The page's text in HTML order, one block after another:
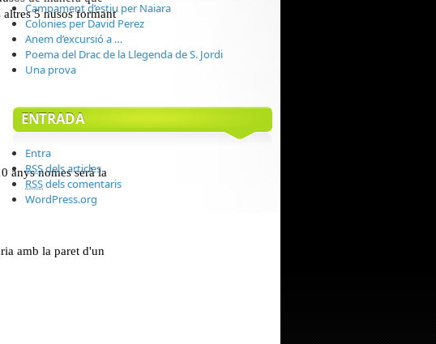
Campament d’estiu per Naiara
Colonies per David Perez
Anem d’excursió a …
Poema del Drac de la Llegenda de S. Jordi
Una prova
ENTRADA
Entra
RSSdels articles
RSSdels comentaris
WordPress.org